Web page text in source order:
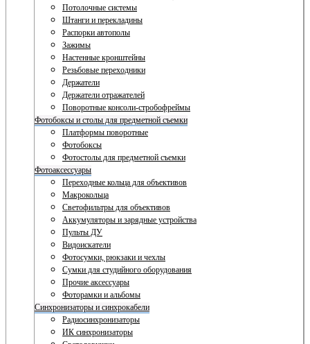
Потолочные системы
Штанги и перекладины
Распорки автополы
Зажимы
Настенные кронштейны
Резьбовые переходники
Держатели
Держатели отражателей
Поворотные консоли-стробофреймы
Фотобоксы и столы для предметной съемки
Платформы поворотные
Фотобоксы
Фотостолы для предметной съемки
Фотоаксессуары
Переходные кольца для объективов
Макрокольца
Светофильтры для объективов
Аккумуляторы и зарядные устройства
Пульты ДУ
Видоискатели
Фотосумки, рюкзаки и чехлы
Сумки для студийного оборудования
Прочие аксессуары
Фоторамки и альбомы
Синхронизаторы и синхрокабели
Радиосинхронизаторы
ИК синхронизаторы